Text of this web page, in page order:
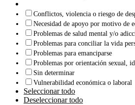
Conflictos, violencia o riesgo de
Necesidad de apoyo por motivo de
Problemas de salud mental y/o
Problemas para conciliar la vida
Problemas para emanciparse
Problemas por orientación sexual,
Sin determinar
Vulnerabilidad económica o laboral
Seleccionar todo
Deseleccionar todo